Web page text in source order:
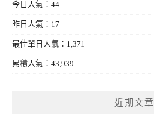
今日人氣：44
昨日人氣：17
最佳單日人氣：1,371
累積人氣：43,939
近期文章